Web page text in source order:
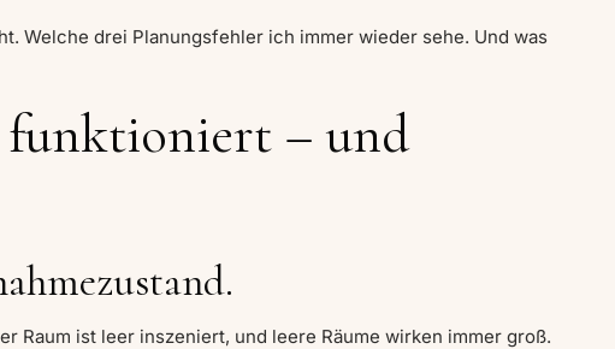
Welche drei Planungsfehler ich immer wieder sehe. Und was
funktioniert – und
Raum ist leer inszeniert, und leere Räume wirken immer groß.